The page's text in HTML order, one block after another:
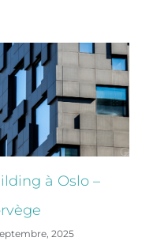
à Oslo –
2025